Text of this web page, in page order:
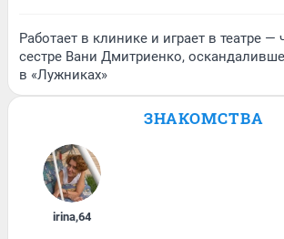
Работает в клинике и играет в театре —
сестре Вани Дмитриенко,
в «Лужниках»
ЗНАКОМСТВА
irina,64